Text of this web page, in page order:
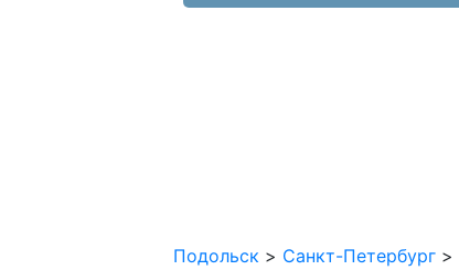
Подольск > Санкт-Петербург >